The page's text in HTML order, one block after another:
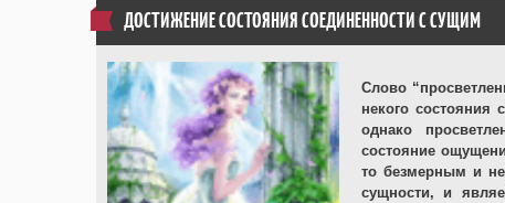
ДОСТИЖЕНИЕ СОСТОЯНИЯ СОЕДИНЕННОСТИ С СУЩИМ
Слово
некого состояния
однако
состояние
то безмерным и
сущности, и